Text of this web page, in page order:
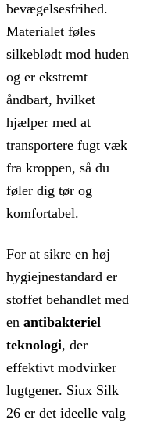
bevægelsesfrihed.
Materialet føles
silkeblødt mod huden
og er ekstremt
åndbart, hvilket
hjælper med at
transportere fugt væk
fra kroppen, så du
føler dig tør og
komfortabel.
For at sikre en høj
hygiejnestandard er
stoffet behandlet med
en antibakteriel
teknologi, der
effektivt modvirker
lugtgener. Siux Silk
26 er det ideelle valg